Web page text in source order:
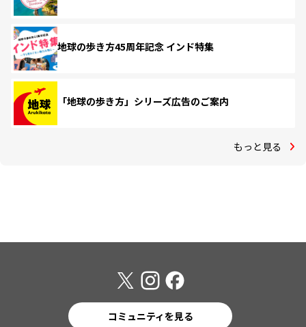
地球の歩き方45周年記念 インド特集
「地球の歩き方」シリーズ広告のご案内
もっと見る
コミュニティを見る